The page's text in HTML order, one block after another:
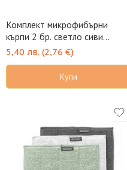
Комплект микрофибърни
кърпи 2 бр. светло сиви
BRABANTIA
5,40 лв. (2,76 €)
Купи